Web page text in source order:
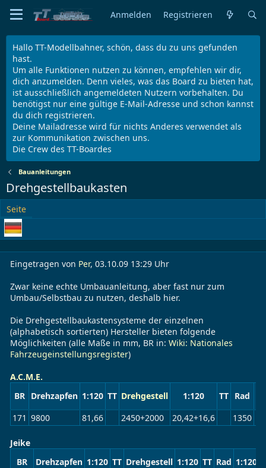
Anmelden Registrieren
Hallo TT-Modellbahner, schön, dass du zu uns gefunden
hast.
Um alle Funktionen nutzen zu können, empfehlen wir dir,
dich anzumelden. Denn vieles, was das Board zu bieten hat,
ist ausschließlich angemeldeten Nutzern vorbehalten. Du
benötigst nur eine gültige E-Mail-Adresse und schon kannst
du dich registrieren.
Deine Mailadresse wird für nichts Anderes verwendet als
zur Kommunikation zwischen uns.
Die Crew des TT-Boardes
Bauanleitungen
Drehgestellbaukasten
Seite
Eingetragen von Per, 03.10.09 13:29 Uhr
Zwar keine echte Umbauanleitung, aber fast nur zum
Umbau/Selbstbau zu nutzen, deshalb hier.
Die Drehgestellbaukastensysteme der einzelnen
(alphabetisch sortierten) Hersteller bieten folgende
Möglichkeiten (alle Maße in mm, BR in: Wiki: Nationales
Fahrzeugeinstellungsregister)
A.C.M.E.
BR Drehzapfen 1:120 TT Drehgestell 1:120 TT Rad
171 9800 81,66 2450+2000 20,42+16,6 1350
Jeike
BR
Drehzapfen 1:120 TT Drehgestell 1:120 TT Rad 1:120